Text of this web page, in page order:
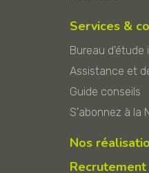
Services &
Bureau d'étude
Assistance et
Guide conseils
S'abonnez à la
Nos
Recrutement